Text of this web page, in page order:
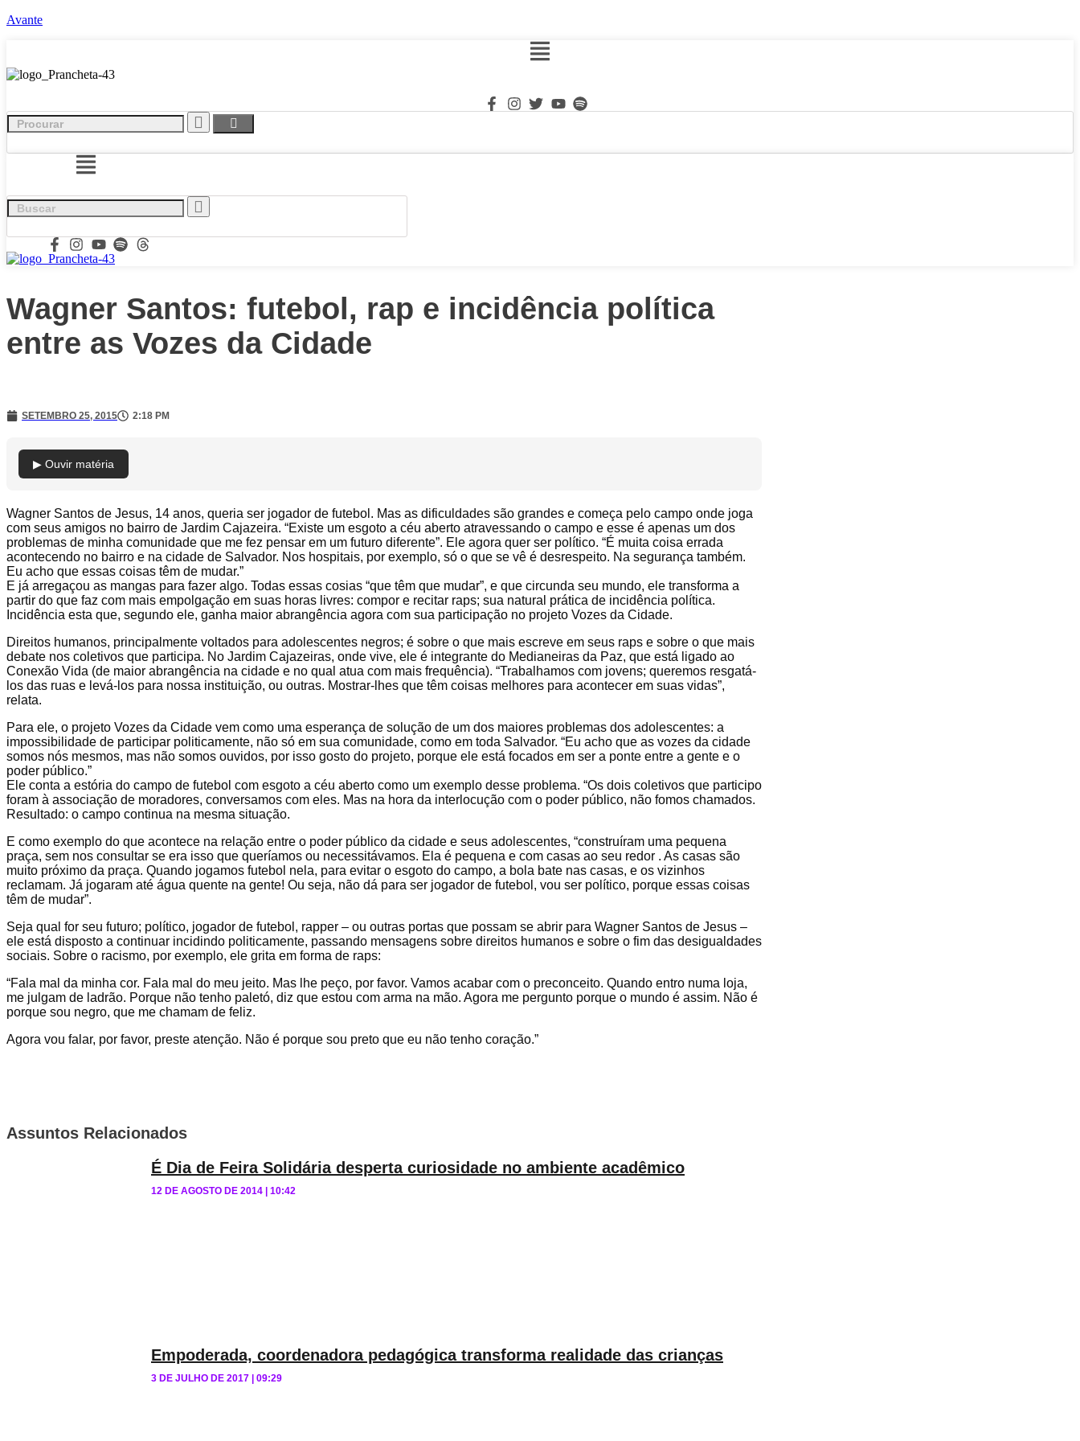
Avante
Wagner Santos: futebol, rap e incidência política
entre as Vozes da Cidade
SETEMBRO 25, 2015 2:18 PM
▶ Ouvir matéria
Wagner Santos de Jesus, 14 anos, queria ser jogador de futebol. Mas as dificuldades são grandes e começa pelo campo onde joga
com seus amigos no bairro de Jardim Cajazeira. “Existe um esgoto a céu aberto atravessando o campo e esse é apenas um dos
problemas de minha comunidade que me fez pensar em um futuro diferente”. Ele agora quer ser político. “É muita coisa errada
acontecendo no bairro e na cidade de Salvador. Nos hospitais, por exemplo, só o que se vê é desrespeito. Na segurança também.
Eu acho que essas coisas têm de mudar.”
E já arregaçou as mangas para fazer algo. Todas essas cosias “que têm que mudar”, e que circunda seu mundo, ele transforma a
partir do que faz com mais empolgação em suas horas livres: compor e recitar raps; sua natural prática de incidência política.
Incidência esta que, segundo ele, ganha maior abrangência agora com sua participação no projeto Vozes da Cidade.
Direitos humanos, principalmente voltados para adolescentes negros; é sobre o que mais escreve em seus raps e sobre o que mais
debate nos coletivos que participa. No Jardim Cajazeiras, onde vive, ele é integrante do Medianeiras da Paz, que está ligado ao
Conexão Vida (de maior abrangência na cidade e no qual atua com mais frequência). “Trabalhamos com jovens; queremos resgatá-
los das ruas e levá-los para nossa instituição, ou outras. Mostrar-lhes que têm coisas melhores para acontecer em suas vidas”,
relata.
Para ele, o projeto Vozes da Cidade vem como uma esperança de solução de um dos maiores problemas dos adolescentes: a
impossibilidade de participar politicamente, não só em sua comunidade, como em toda Salvador. “Eu acho que as vozes da cidade
somos nós mesmos, mas não somos ouvidos, por isso gosto do projeto, porque ele está focados em ser a ponte entre a gente e o
poder público.”
Ele conta a estória do campo de futebol com esgoto a céu aberto como um exemplo desse problema. “Os dois coletivos que participo
foram à associação de moradores, conversamos com eles. Mas na hora da interlocução com o poder público, não fomos chamados.
Resultado: o campo continua na mesma situação.
E como exemplo do que acontece na relação entre o poder público da cidade e seus adolescentes, “construíram uma pequena
praça, sem nos consultar se era isso que queríamos ou necessitávamos. Ela é pequena e com casas ao seu redor . As casas são
muito próximo da praça. Quando jogamos futebol nela, para evitar o esgoto do campo, a bola bate nas casas, e os vizinhos
reclamam. Já jogaram até água quente na gente! Ou seja, não dá para ser jogador de futebol, vou ser político, porque essas coisas
têm de mudar”.
Seja qual for seu futuro; político, jogador de futebol, rapper – ou outras portas que possam se abrir para Wagner Santos de Jesus –
ele está disposto a continuar incidindo politicamente, passando mensagens sobre direitos humanos e sobre o fim das desigualdades
sociais. Sobre o racismo, por exemplo, ele grita em forma de raps:
“Fala mal da minha cor. Fala mal do meu jeito. Mas lhe peço, por favor. Vamos acabar com o preconceito. Quando entro numa loja,
me julgam de ladrão. Porque não tenho paletó, diz que estou com arma na mão. Agora me pergunto porque o mundo é assim. Não é
porque sou negro, que me chamam de feliz.
Agora vou falar, por favor, preste atenção. Não é porque sou preto que eu não tenho coração.”
Assuntos Relacionados
É Dia de Feira Solidária desperta curiosidade no ambiente acadêmico
12 DE AGOSTO DE 2014 10:42
Empoderada, coordenadora pedagógica transforma realidade das crianças
3 DE JULHO DE 2017 09:29